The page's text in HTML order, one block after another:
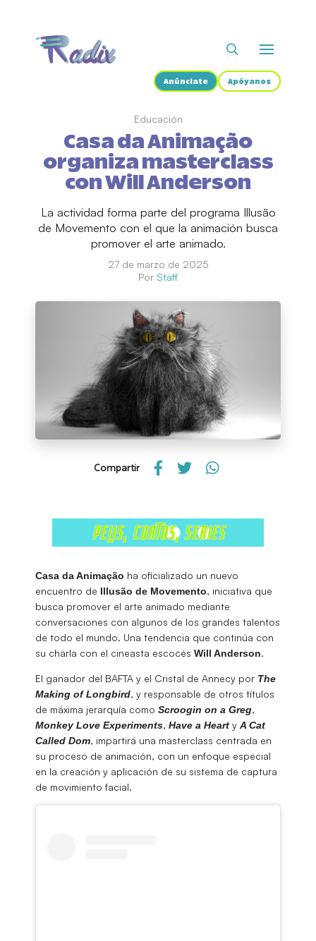
Anúnciate Apóyanos
Educación
Casa da Animação
organiza masterclass
con Will Anderson
La actividad forma parte del programa Illusão
de Movemento con el que la animación busca
promover el arte animado.
27 de marzo de 2025
Por Staff
Compartir
Casa da Animação ha oficializado un nuevo
encuentro de Illusão de Movemento, iniciativa que
busca promover el arte animado mediante
conversaciones con algunos de los grandes talentos
de todo el mundo. Una tendencia que continúa con
su charla con el cineasta escocés Will Anderson.
El ganador del BAFTA y el Cristal de Annecy por The
Making of Longbird, y responsable de otros títulos
de máxima jerarquía como Scroogin on a Greg,
Monkey Love Experiments, Have a Heart y A Cat
Called Dom, impartirá una masterclass centrada en
su proceso de animación, con un enfoque especial
en la creación y aplicación de su sistema de captura
de movimiento facial.